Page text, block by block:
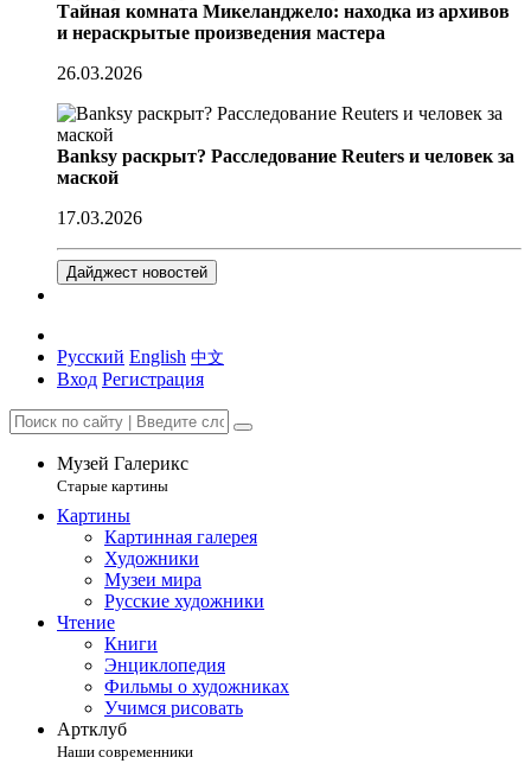
Тайная комната Микеланджело: находка из архивов
и нераскрытые произведения мастера
26.03.2026
Banksy раскрыт? Расследование Reuters и человек за
маской
17.03.2026
Дайджест новостей
Русский English 中文
Вход Регистрация
Музей Галерикс
Старые картины
Картины
Картинная галерея
Художники
Музеи мира
Русские художники
Чтение
Книги
Энциклопедия
Фильмы о художниках
Учимся рисовать
Артклуб
Наши современники